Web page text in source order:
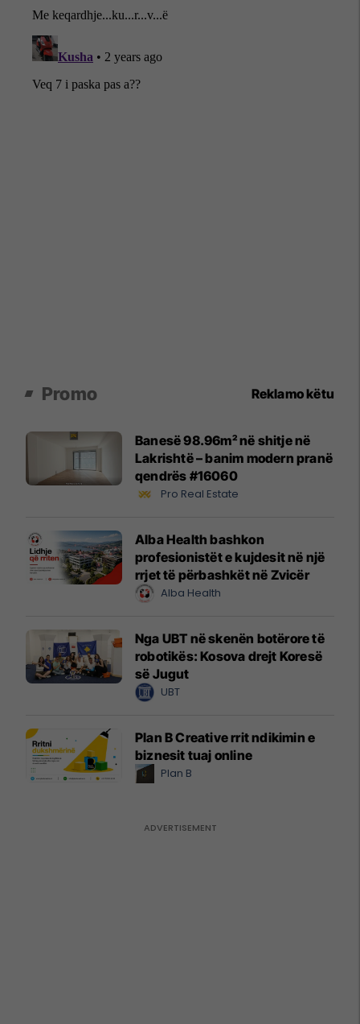
Promo Reklamo këtu
Banesë 98.96m² në shitje në
Lakrishtë – banim modern pranë
qendrës #16060
Pro Real Estate
Alba Health bashkon
profesionistët e kujdesit në një
rrjet të përbashkët në Zvicër
Alba Health
Nga UBT në skenën botërore të
robotikës: Kosova drejt Koresë
së Jugut
UBT
Plan B Creative rrit ndikimin e
biznesit tuaj online
Plan B